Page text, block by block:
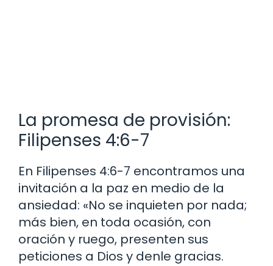
La promesa de provisión:
Filipenses 4:6-7
En Filipenses 4:6-7 encontramos una
invitación a la paz en medio de la
ansiedad: «No se inquieten por nada;
más bien, en toda ocasión, con
oración y ruego, presenten sus
peticiones a Dios y denle gracias.